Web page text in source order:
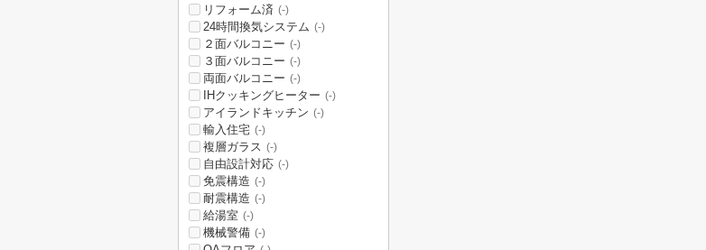
リフォーム済 (-)
24時間換気システム (-)
２面バルコニー (-)
３面バルコニー (-)
両面バルコニー (-)
IHクッキングヒーター (-)
アイランドキッチン (-)
輸入住宅 (-)
複層ガラス (-)
自由設計対応 (-)
免震構造 (-)
耐震構造 (-)
給湯室 (-)
機械警備 (-)